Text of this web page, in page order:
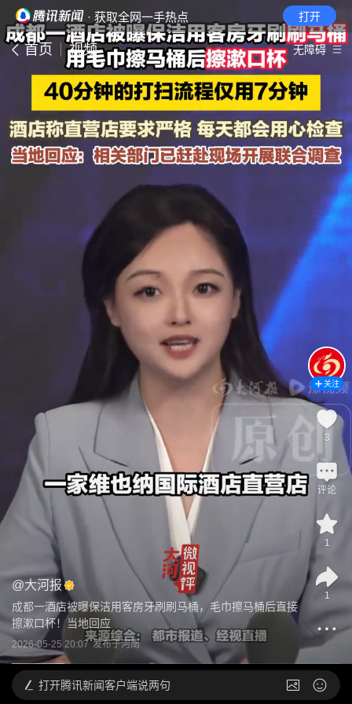
· 获取全网一手热点 打开
首页 视频 无障碍
@大河报
成都一酒店被曝保洁用客房牙刷刷马桶，毛巾擦马桶后直接
擦漱口杯！当地回应
2026-05-25 20:07 发布于河南
关注
3
评论
1
1
打开腾讯新闻客户端说两句